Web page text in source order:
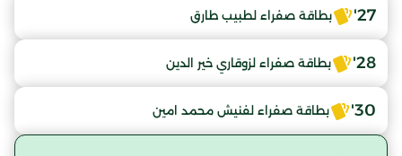
27' بطاقة صفراء لطبيب طارق
28' بطاقة صفراء لزوقاري خير الدين
30' بطاقة صفراء لفنيش محمد امين